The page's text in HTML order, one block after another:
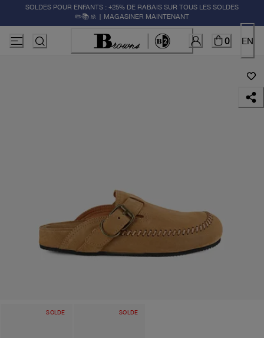
SOLDES POUR ENFANTS : +25% DE RABAIS SUR TOUS LES SOLDES
✏️📚🚸 | MAGASINER MAINTENANT
0 EN
SOLDE SOLDE